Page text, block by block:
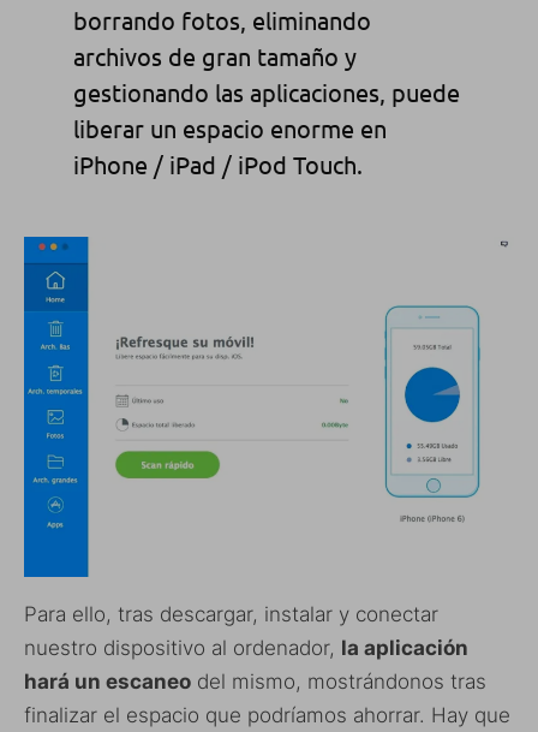
borrando fotos, eliminando
archivos de gran tamaño y
gestionando las aplicaciones, puede
liberar un espacio enorme en
iPhone / iPad / iPod Touch.
Para ello, tras descargar, instalar y conectar
nuestro dispositivo al ordenador, la aplicación
hará un escaneo del mismo, mostrándonos tras
finalizar el espacio que podríamos ahorrar. Hay que